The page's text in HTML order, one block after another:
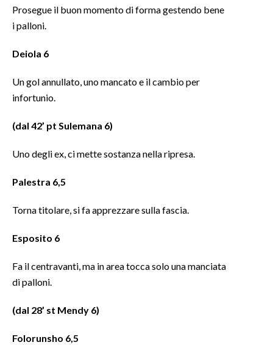
Prosegue il buon momento di forma gestendo bene
i palloni.
Deiola 6
Un gol annullato, uno mancato e il cambio per
infortunio.
(dal 42’ pt Sulemana 6)
Uno degli ex, ci mette sostanza nella ripresa.
Palestra 6,5
Torna titolare, si fa apprezzare sulla fascia.
Esposito 6
Fa il centravanti, ma in area tocca solo una manciata
di palloni.
(dal 28’ st Mendy 6)
Folorunsho 6,5